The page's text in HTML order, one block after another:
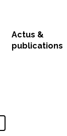
Actus &
publications